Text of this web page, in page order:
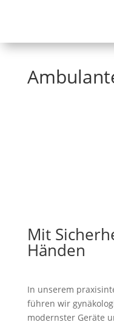
Mit
Händen
In unserem
führen wir
modernster Geräte